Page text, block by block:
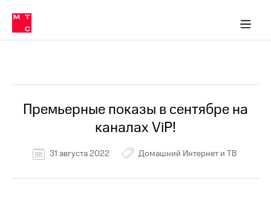
связь
Сервисы и подписки
30% на связь
кабинеты
Мобильная
и
Спутниковое
МТС
в МТС
Услуги
Премьерные показы в сентябре на
каналах ViP!
31 августа 2022 Домашний Интернет и ТВ